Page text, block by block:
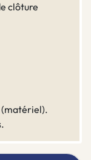
clôture
(matériel).